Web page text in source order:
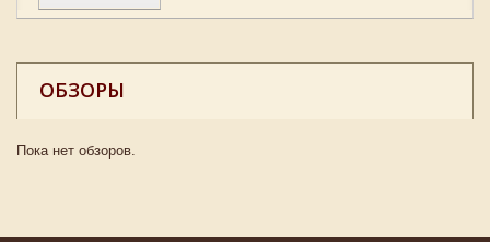
ОБЗОРЫ
Пока нет обзоров.